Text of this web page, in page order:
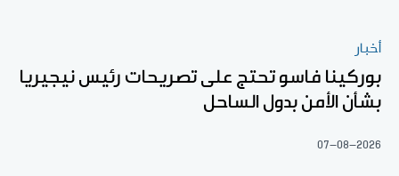
أخبار
بوركينا فاسو تحتج على تصريحات رئيس نيجيريا
بشأن الأمن بدول الساحل
07-08-2026